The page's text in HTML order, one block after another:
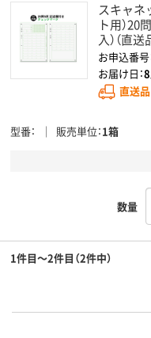
スキャネ
ト用）20
入）（直送
お申込番号
お届け日：
直送品
型番 販売単位 1箱
数量
1件目～2件目（2件中）